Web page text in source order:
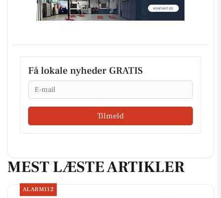
Få lokale nyheder GRATIS
Email
Tilmeld
MEST LÆSTE ARTIKLER
ALARM112